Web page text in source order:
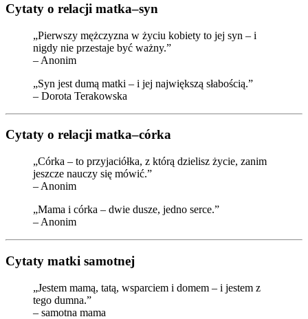
Cytaty o relacji matka–syn
„Pierwszy mężczyzna w życiu kobiety to jej syn – i
nigdy nie przestaje być ważny.”
– Anonim
„Syn jest dumą matki – i jej największą słabością.”
– Dorota Terakowska
Cytaty o relacji matka–córka
„Córka – to przyjaciółka, z którą dzielisz życie, zanim
jeszcze nauczy się mówić.”
– Anonim
„Mama i córka – dwie dusze, jedno serce.”
– Anonim
Cytaty matki samotnej
„Jestem mamą, tatą, wsparciem i domem – i jestem z
tego dumna.”
– samotna mama